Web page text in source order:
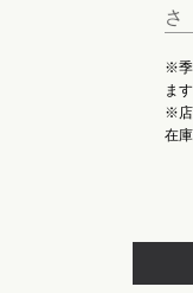
さ
※季
ます
※店
在